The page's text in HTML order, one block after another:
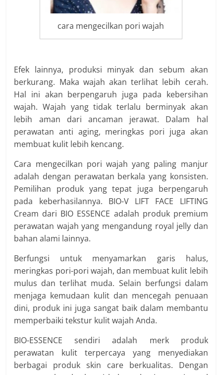
cara mengecilkan pori wajah
Efek lainnya, produksi minyak dan sebum akan
berkurang. Maka wajah akan terlihat lebih cerah.
Hal ini akan berpengaruh juga pada kebersihan
wajah. Wajah yang tidak terlalu berminyak akan
lebih aman dari ancaman jerawat. Dalam hal
perawatan anti aging, meringkas pori juga akan
membuat kulit lebih kencang.
Cara mengecilkan pori wajah yang paling manjur
adalah dengan perawatan berkala yang konsisten.
Pemilihan produk yang tepat juga berpengaruh
pada keberhasilannya. BIO-V LIFT FACE LIFTING
Cream dari BIO ESSENCE adalah produk premium
perawatan wajah yang mengandung royal jelly dan
bahan alami lainnya.
Berfungsi untuk menyamarkan garis halus,
meringkas pori-pori wajah, dan membuat kulit lebih
mulus dan terlihat muda. Selain berfungsi dalam
menjaga kemudaan kulit dan mencegah penuaan
dini, produk ini juga sangat baik dalam membantu
memperbaiki tekstur kulit wajah Anda.
BIO-ESSENCE sendiri adalah merk produk
perawatan kulit terpercaya yang menyediakan
berbagai produk skin care berkualitas. Dengan